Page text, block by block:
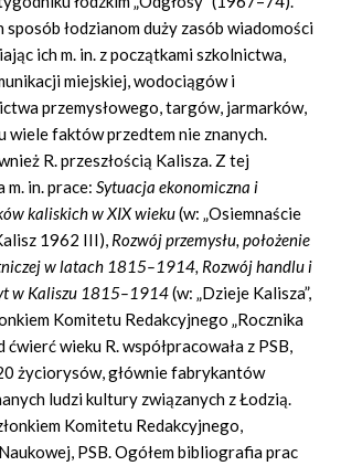
sposób łodzianom duży zasób wiadomości
ich m. in. z początkami szkolnictwa,
miejskiej, wodociągów i
przemysłowego, targów, jarmarków,
wiele faktów przedtem nie znanych.
R. przeszłością Kalisza. Z tej
m. in. prace:Sytuacja ekonomiczna i
kaliskich w XIX wieku(w: „Osiemnaście
1962 III), Rozwój przemysłu, położenie
w latach 1815–1914, Rozwój handlu i
w Kaliszu 1815–1914(w: „Dzieje Kalisza”,
Komitetu Redakcyjnego „Rocznika
ćwierć wieku R. współpracowała z PSB,
życiorysów, głównie fabrykantów
ludzi kultury związanych z Łodzią.
Komitetu Redakcyjnego,
PSB. Ogółem bibliografia prac